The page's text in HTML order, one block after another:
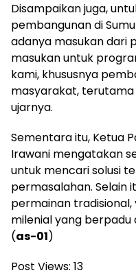
Disampaikan juga,
pembangunan di
adanya masukan dari
masukan untuk
kami, khususnya
masyarakat, terutama
ujarnya.
Sementara itu, Ketua
Irawani mengatakan
untuk mencari solusi
permasalahan. Selain
permainan
milenial yang berpadu
(as-01)
Post Views: 13